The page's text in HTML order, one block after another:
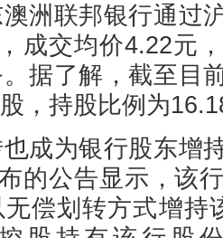
洲联邦银行通过
成交均价4.22元
据了解，截至目
，持股比例为
为银行股东增
的公告显示，该
偿划转方式增持